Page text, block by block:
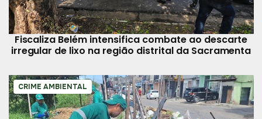
Fiscaliza Belém intensifica combate ao descarte
irregular de lixo na região distrital da Sacramenta
CRIME AMBIENTAL